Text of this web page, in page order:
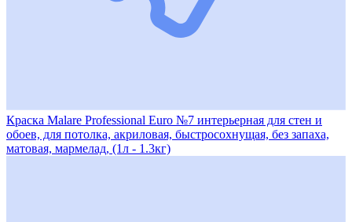
Краска Malare Professional Euro №7 интерьерная для стен и
обоев, для потолка, акриловая, быстросохнущая, без запаха,
матовая, мармелад, (1л - 1.3кг)